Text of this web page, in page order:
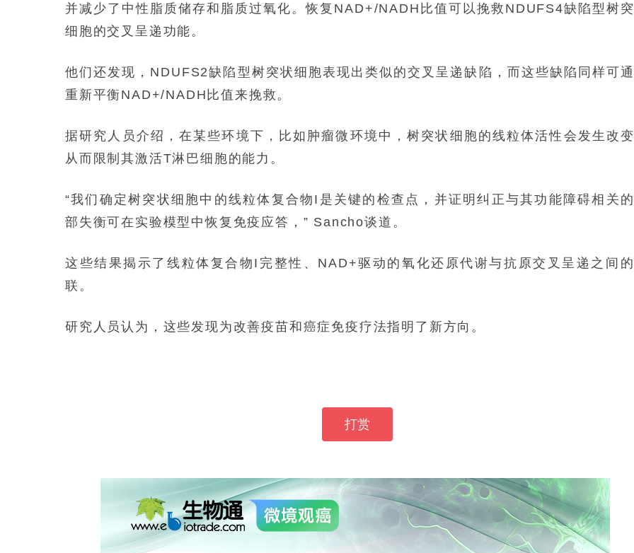
并减少了中性脂质储存和脂质过氧化。恢复NAD+/NADH比值可以挽救NDUFS4缺陷型树
细胞的交叉呈递功能。
他们还发现，NDUFS2缺陷型树突状细胞表现出类似的交叉呈递缺陷，而这些缺陷同样可
重新平衡NAD+/NADH比值来挽救。
据研究人员介绍，在某些环境下，比如肿瘤微环境中，树突状细胞的线粒体活性会发生改变
从而限制其激活T淋巴细胞的能力。
“我们确定树突状细胞中的线粒体复合物I是关键的检查点，并证明纠正与其功能障碍相关
部失衡可在实验模型中恢复免疫应答，” Sancho谈道。
这些结果揭示了线粒体复合物I完整性、NAD+驱动的氧化还原代谢与抗原交叉呈递之间
联。
研究人员认为，这些发现为改善疫苗和癌症免疫疗法指明了新方向。
打赏